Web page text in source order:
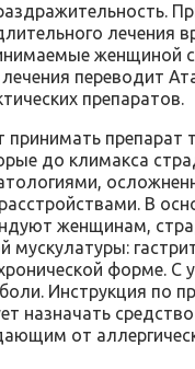
лечения
женщиной
переводит
препаратов.
принимать препарат
до климакса
В
женщинам,
мускулатуры:
форме. С
Инструкция по
назначать
от